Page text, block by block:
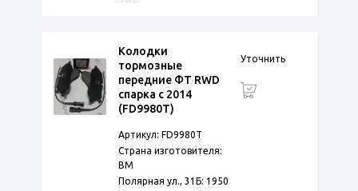
Колодки
тормозные
передние ФТ RWD
спарка с 2014
(FD9980T)
Артикул: FD9980T
Страна изготовителя:
BM
Полярная ул., 31Б: 1950
Уточнить